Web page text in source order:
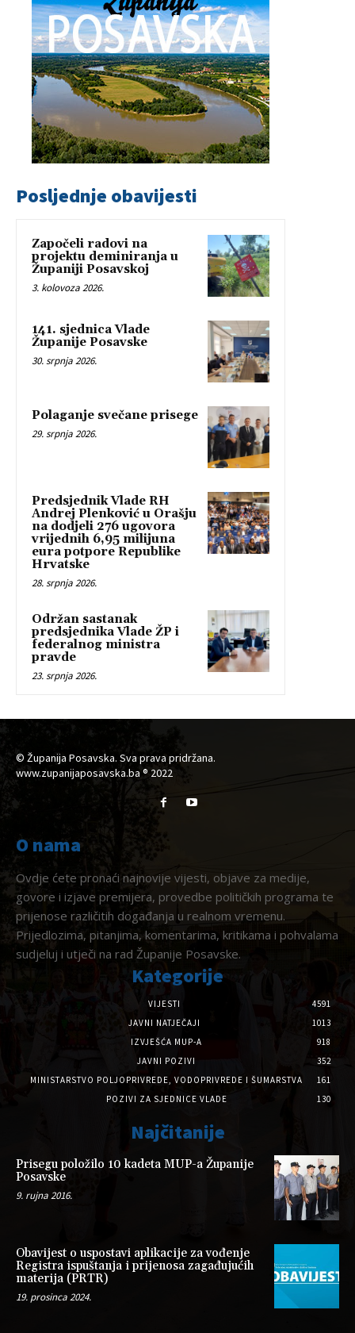
Posljednje obavijesti
Započeli radovi na
projektu deminiranja u
Županiji Posavskoj
3. kolovoza 2026.
141. sjednica Vlade
Županije Posavske
30. srpnja 2026.
Polaganje svečane prisege
29. srpnja 2026.
Predsjednik Vlade RH
Andrej Plenković u Orašju
na dodjeli 276 ugovora
vrijednih 6,95 milijuna
eura potpore Republike
Hrvatske
28. srpnja 2026.
Održan sastanak
predsjednika Vlade ŽP i
federalnog ministra
pravde
23. srpnja 2026.
© Županija Posavska. Sva prava pridržana.
www.zupanijaposavska.ba ® 2022
O nama
Ovdje ćete pronaći najnovije vijesti, objave za medije,
govore i izjave premijera, provedbe političkih programa te
prijenose različitih događanja u realnom vremenu.
Prijedlozima, pitanjima, komentarima, kritikama i pohvalama
sudjeluj i utječi na rad Županije Posavske.
Kategorije
VIJESTI
4591
JAVNI NATJEČAJI
1013
IZVJEŠĆA MUP-A
918
JAVNI POZIVI
352
MINISTARSTVO POLJOPRIVREDE, VODOPRIVREDE I ŠUMARSTVA
161
POZIVI ZA SJEDNICE VLADE
130
Najčitanije
Prisegu položilo 10 kadeta MUP-a Županije
Posavske
9. rujna 2016.
Obavijest o uspostavi aplikacije za vođenje
Registra ispuštanja i prijenosa zagađujućih
materija (PRTR)
19. prosinca 2024.